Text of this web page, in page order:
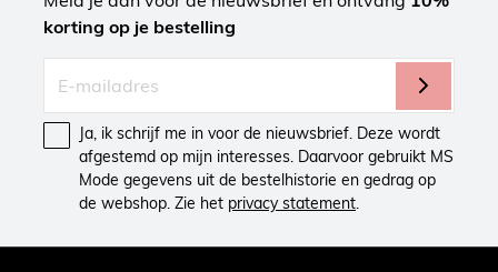
Fashion must-haves
uitkomen tot een stoere jumpsuit en een elegante pantalon,
MS Mode heeft dé must-haves voor dames met maat 38 t/m
54. Ook kun je bij ons terecht voor onmisbare basics. Wat
dacht je van witte blouses, lange vesten en basic hemdjes?
Bekijk snel onze nieuwste items en laat je inspireren!
korting op je bestelling
Ja, ik schrijf me in voor de nieuwsbrief. Deze wordt
afgestemd op mijn interesses. Daarvoor gebruikt MS
Mode gegevens uit de bestelhistorie en gedrag op
de webshop. Zie het privacy statement.